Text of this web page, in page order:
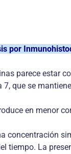
por
parece estar
7, que se
en menor
concentración
tiempo. La